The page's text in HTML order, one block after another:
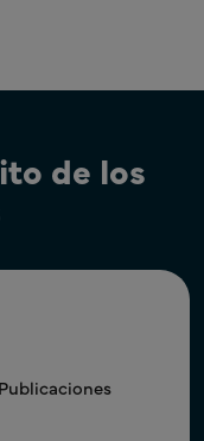
de los
Publicaciones